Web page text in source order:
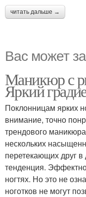
читать дальше →
Вас может
Маникюр с
Яркий
Поклонницам ярких
внимание, точно
трендового
нескольких
перетекающих друг
тенденция.
ногтях. Но это не
ноготков не могут